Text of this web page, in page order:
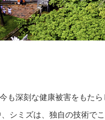
深刻な健康被害をもたら
シミズは、独自の技術で